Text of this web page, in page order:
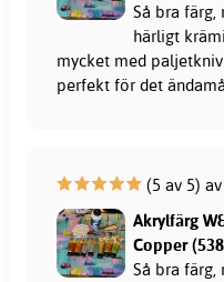
Så bra
härligt
mycket med
perfekt för det
(5 av 5)
Akrylfärg
Copper
Så bra